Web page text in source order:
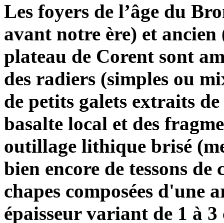
Les foyers de l’âge du
avant notre ère) et
plateau de Corent sont
des radiers (simples ou
de petits galets extraits
basalte local et des
outillage lithique brisé
bien encore de tessons
chapes composées d'une
épaisseur variant de 1 à